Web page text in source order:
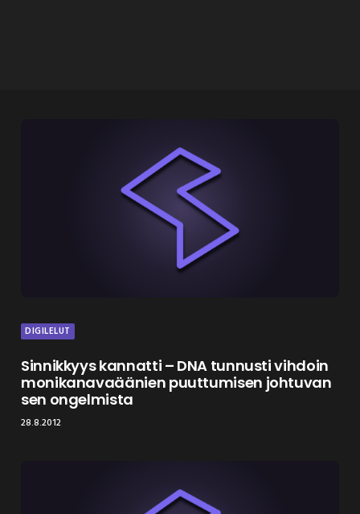
DIGILELUT
Sinnikkyys kannatti – DNA tunnusti vihdoin
monikanavaäänien puuttumisen johtuvan
sen ongelmista
28.8.2012